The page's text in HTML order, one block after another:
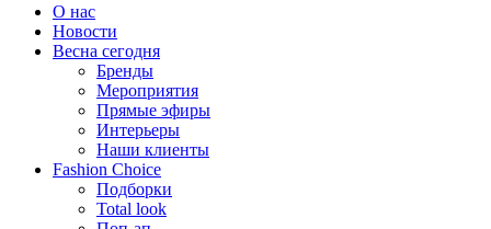
О нас
Новости
Весна сегодня
Бренды
Меро­приятия
Прямые эфиры
Интерьеры
Наши клиенты
Fashion Choice
Подборки
Total look